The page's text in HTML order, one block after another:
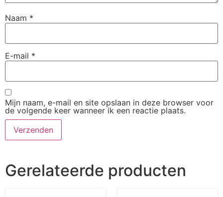
Naam *
E-mail *
Mijn naam, e-mail en site opslaan in deze browser voor
de volgende keer wanneer ik een reactie plaats.
Gerelateerde producten